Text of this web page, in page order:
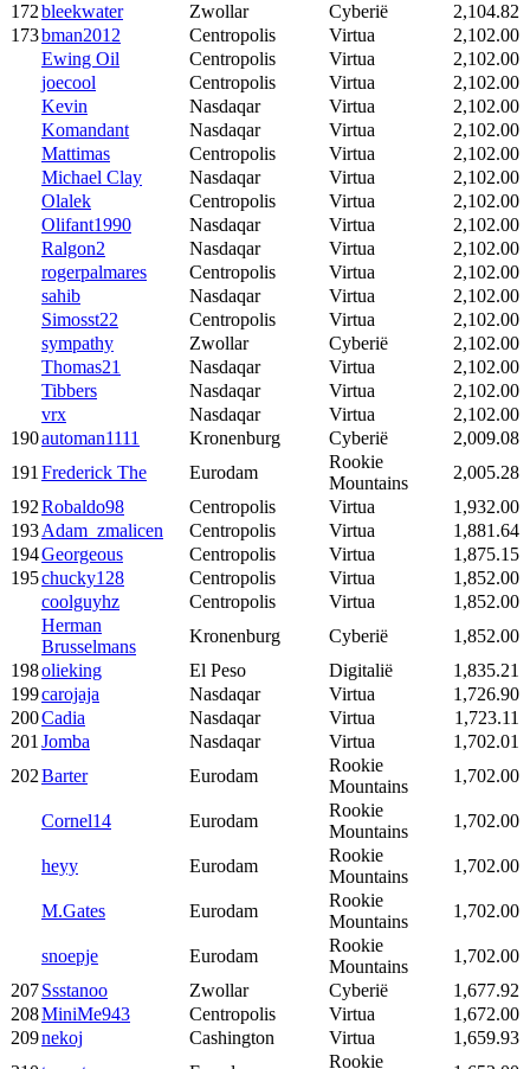
172bleekwater Zwollar Cyberië
2,104.82
173bman2012 Centropolis Virtua
2,102.00
Ewing Oil
Centropolis Virtua
2,102.00
joecool
Centropolis Virtua
2,102.00
Kevin
Nasdaqar Virtua
2,102.00
Komandant
Nasdaqar Virtua
2,102.00
Mattimas
Centropolis Virtua
2,102.00
Michael Clay
Nasdaqar Virtua
2,102.00
Olalek
Centropolis Virtua
2,102.00
Olifant1990
Nasdaqar Virtua
2,102.00
Ralgon2
Nasdaqar Virtua
2,102.00
rogerpalmares
Centropolis Virtua
2,102.00
sahib
Nasdaqar Virtua
2,102.00
Simosst22
Centropolis Virtua
2,102.00
sympathy
Zwollar Cyberië
2,102.00
Thomas21
Nasdaqar Virtua
2,102.00
Tibbers
Nasdaqar Virtua
2,102.00
vrx
Nasdaqar Virtua
2,102.00
190automan1111 Kronenburg Cyberië
2,009.08
191Frederick The Eurodam
Rookie
Mountains
2,005.28
192Robaldo98 Centropolis Virtua
1,932.00
193Adam_zmalicen Centropolis Virtua
1,881.64
194Georgeous Centropolis Virtua
1,875.15
195chucky128 Centropolis Virtua
1,852.00
coolguyhz
Centropolis Virtua
1,852.00
Herman
Brusselmans
Kronenburg Cyberië
1,852.00
198olieking El Peso Digitalië
1,835.21
199carojaja Nasdaqar Virtua
1,726.90
200Cadia Nasdaqar Virtua
1,723.11
201Jomba Nasdaqar Virtua
1,702.01
202Barter Eurodam
Rookie
Mountains
1,702.00
Cornel14 Eurodam
Rookie
Mountains
1,702.00
heyy Eurodam
Rookie
Mountains
1,702.00
M.Gates Eurodam
Rookie
Mountains
1,702.00
snoepje Eurodam
Rookie
Mountains
1,702.00
207Ssstanoo Zwollar Cyberië
1,677.92
208MiniMe943 Centropolis Virtua
1,672.00
209nekoj Cashington Virtua
1,659.93
Rookie